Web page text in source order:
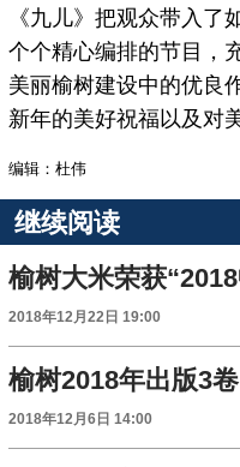
《九儿》把观众带入
个个精心编排的节目，
美丽榆树建设中的优良
新年的美好祝福以及对
编辑：杜伟
继续阅读
2018年12月22日 19:00
2018年12月6日 14:00